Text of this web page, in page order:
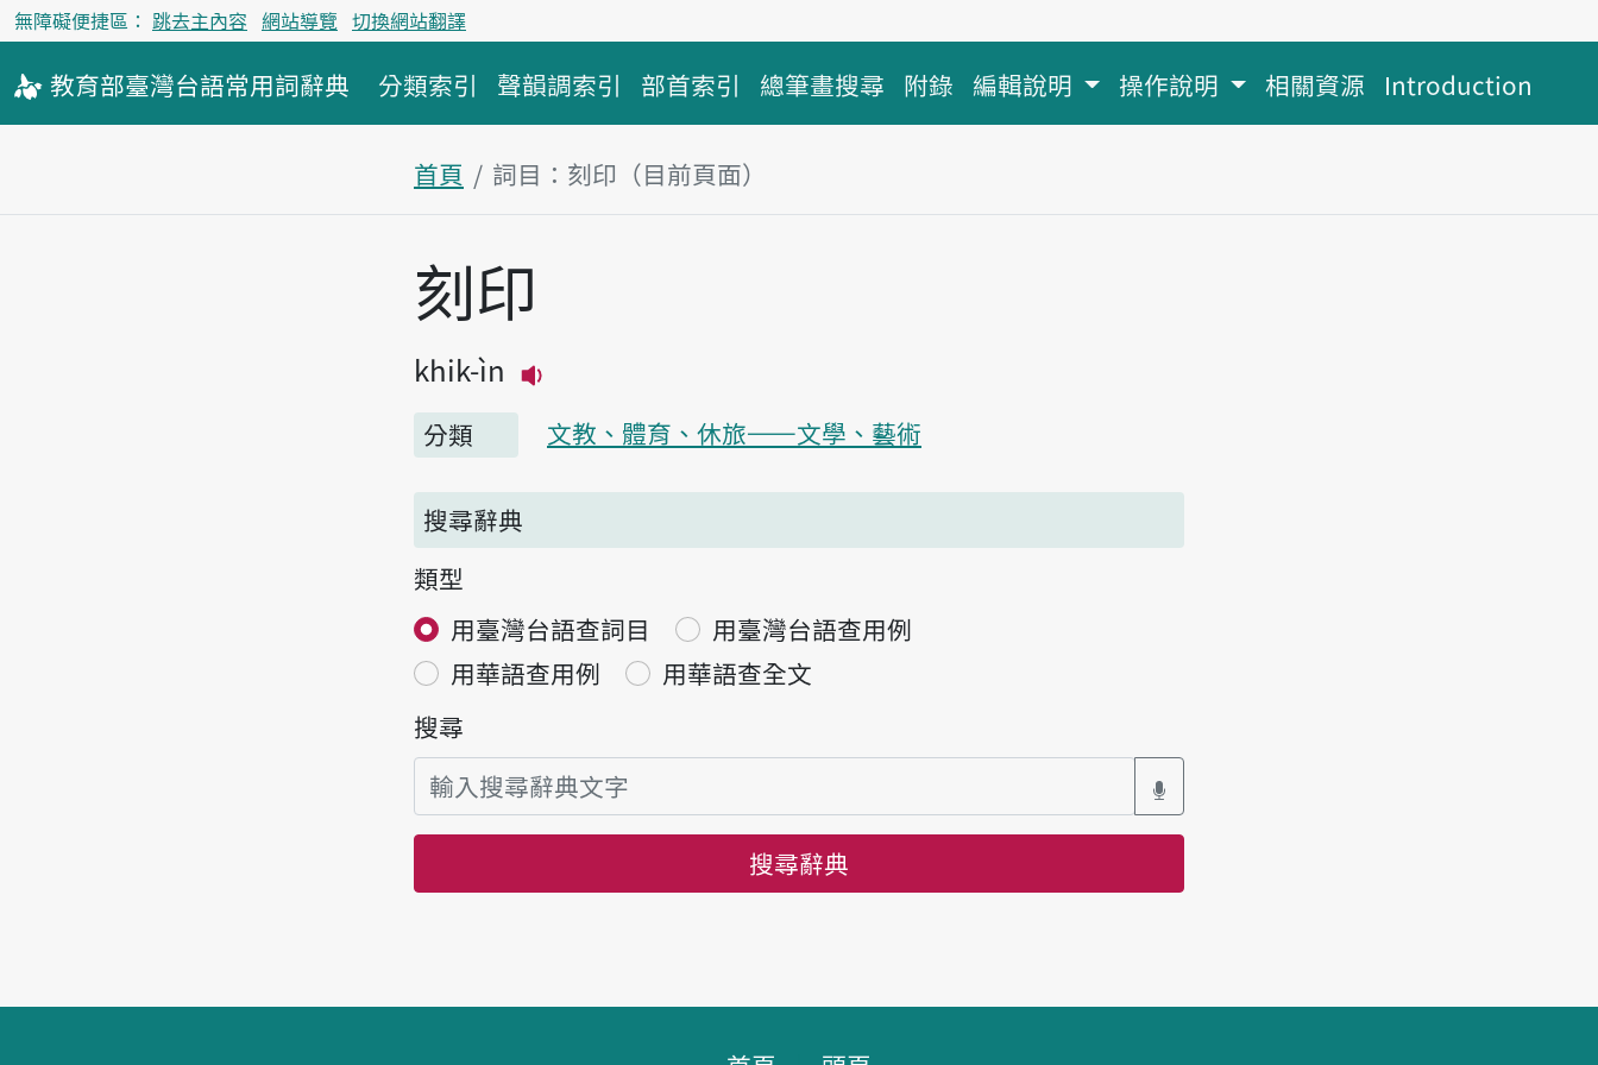
無障礙便捷區： 跳去主內容 網站導覽 切換網站翻譯
教育部臺灣台語常用詞辭典 分類索引 聲韻調索引 部首索引 總筆畫搜尋 附錄 編輯說明 操作說明 相關資源 Introduction
首頁 詞目：刻印（目前頁面）
主內容區塊
刻印
khik-ìn
分類
文教、體育、休旅——文學、藝術
搜尋辭典
類型
用臺灣台語查詞目
用臺灣台語查用例
用華語查用例
用華語查全文
搜尋
搜尋辭典